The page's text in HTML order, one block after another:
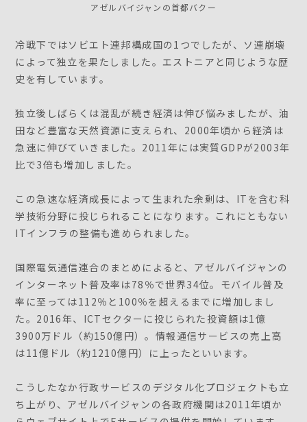
アゼルバイジャンの首都バクー
冷戦下ではソビエト連邦構成国の1つでしたが、ソ連崩壊
によって独立を果たしました。エストニアと同じような歴
史を有しています。
独立後しばらくは混乱が続き経済は伸び悩みましたが、油
田など豊富な天然資源に支えられ、2000年頃から経済は
急速に伸びていきました。2011年には実質GDPが2003年
比で3倍も増加しました。
この急速な経済成長によって生まれた余剰は、ITを含む科
学技術分野に投じられることになります。これにともない
ITインフラの整備も進められました。
国際電気通信連合のまとめによると、アゼルバイジャンの
インターネット普及率は78％で世界34位。モバイル普及
率に至っては112％と100％を超えるまでに増加しまし
た。2016年、ICTセクターに投じられた投資額は1億
3900万ドル（約150億円）。情報通信サービスの売上高
は11億ドル（約1210億円）に上ったといいます。
こうしたなか行政サービスのデジタル化プロジェクトも立
ち上がり、アゼルバイジャンの各政府機関は2011年頃か